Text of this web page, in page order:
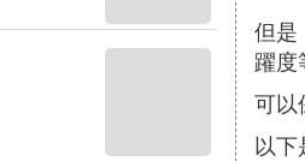
但是
躍度
可以
以下